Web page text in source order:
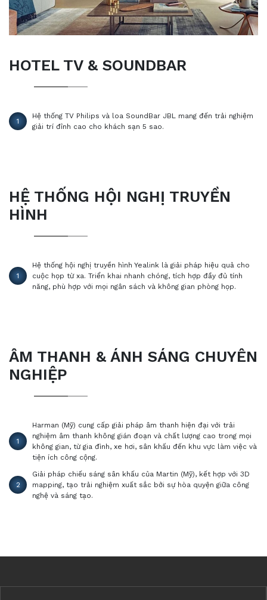
HOTEL TV & SOUNDBAR
1
Hệ thống TV Philips và loa SoundBar JBL mang đến trải nghiệm
giải trí đỉnh cao cho khách sạn 5 sao.
HỆ THỐNG HỘI NGHỊ TRUYỀN
HÌNH
1
Hệ thống hội nghị truyền hình Yealink là giải pháp hiệu quả cho
cuộc họp từ xa. Triển khai nhanh chóng, tích hợp đầy đủ tính
năng, phù hợp với mọi ngân sách và không gian phòng họp.
ÂM THANH & ÁNH SÁNG CHUYÊN
NGHIỆP
1
Harman (Mỹ) cung cấp giải pháp âm thanh hiện đại với trải
nghiệm âm thanh không gián đoạn và chất lượng cao trong mọi
không gian, từ gia đình, xe hơi, sân khấu đến khu vực làm việc và
tiện ích công cộng.
2
Giải pháp chiếu sáng sân khấu của Martin (Mỹ), kết hợp với 3D
mapping, tạo trải nghiệm xuất sắc bởi sự hòa quyện giữa công
nghệ và sáng tạo.